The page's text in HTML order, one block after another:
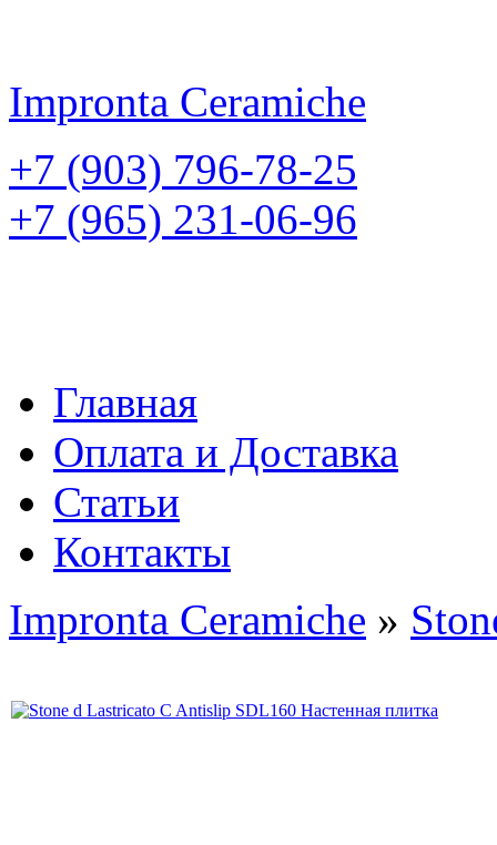
Impronta Ceramiche
+7 (903) 796-78-25
+7 (965) 231-06-96
Главная
Оплата и Доставка
Статьи
Контакты
Impronta Ceramiche »